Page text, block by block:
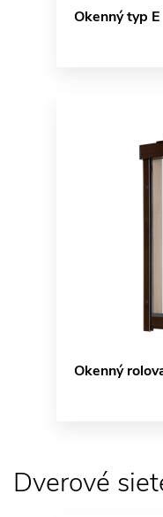
Okenný typ E
Okenný
Dverové